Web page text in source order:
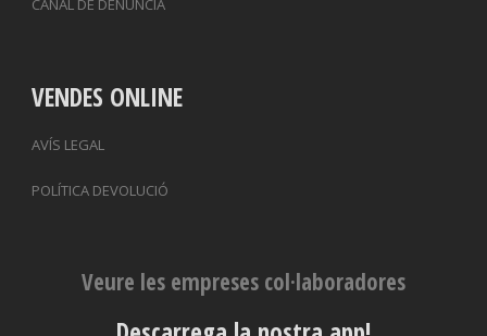
CANAL DE DENÚNCIA
VENDES ONLINE
AVÍS LEGAL
POLÍTICA DEVOLUCIÓ
Veure les empreses col·laboradores